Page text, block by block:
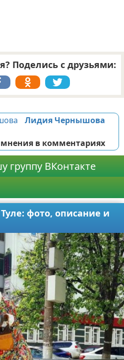
Поделись с друзьями:
Лидия Чернышова
в комментариях
группу ВКонтакте
фото, описание и